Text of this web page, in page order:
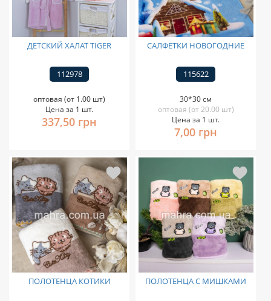
ДЕТСКИЙ ХАЛАТ TIGER
112978
оптовая (от 1.00 шт)
Цена за 1 шт.
337,50 грн
САЛФЕТКИ НОВОГОДНИЕ
115622
30*30 см
оптовая (от 20.00 шт)
Цена за 1 шт.
7,00 грн
ПОЛОТЕНЦА КОТИКИ ПОЛОТЕНЦА С МИШКАМИ